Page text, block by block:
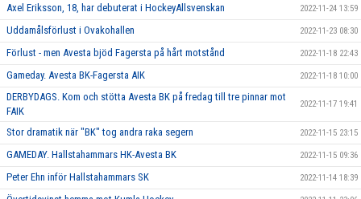
Axel Eriksson, 18, har debuterat i HockeyAllsvenskan 2022-11-24 13:59
Uddamålsförlust i Ovakohallen 2022-11-23 08:30
Förlust - men Avesta bjöd Fagersta på hårt motstånd 2022-11-18 22:43
Gameday. Avesta BK-Fagersta AIK 2022-11-18 10:00
DERBYDAGS. Kom och stötta Avesta BK på fredag till tre pinnar mot
FAIK
2022-11-17 19:41
Stor dramatik när "BK" tog andra raka segern 2022-11-15 23:15
GAMEDAY. Hallstahammars HK-Avesta BK 2022-11-15 09:36
Peter Ehn inför Hallstahammars SK 2022-11-14 18:39